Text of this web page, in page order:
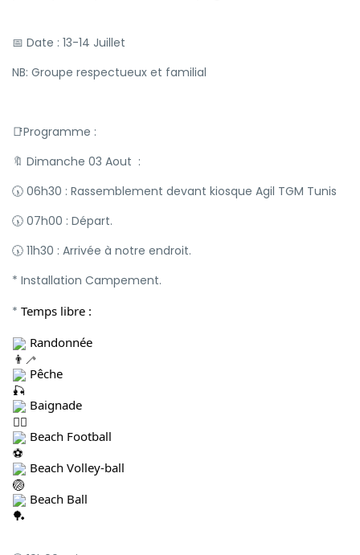
📅 Date : 13-14 Juillet
NB: Groupe respectueux et familial
📑Programme :
🔖 Dimanche 03 Aout :
🕠 06h30 : Rassemblement devant kiosque Agil TGM Tunis
🕠 07h00 : Départ.
🕠 11h30 : Arrivée à notre endroit.
* Installation Campement.
* Temps libre :
Randonnée
Pêche
Baignade
Beach Football
Beach Volley-ball
Beach Ball